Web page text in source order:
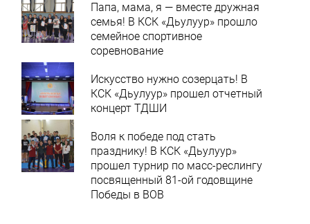
Папа, мама, я — вместе дружная
семья! В КСК «Дьулуур» прошло
семейное спортивное
соревнование
Искусство нужно созерцать! В
КСК «Дьулуур» прошел отчетный
концерт ТДШИ
Воля к победе под стать
празднику! В КСК «Дьулуур»
прошел турнир по масс-реслингу
посвященный 81-ой годовщине
Победы в ВОВ